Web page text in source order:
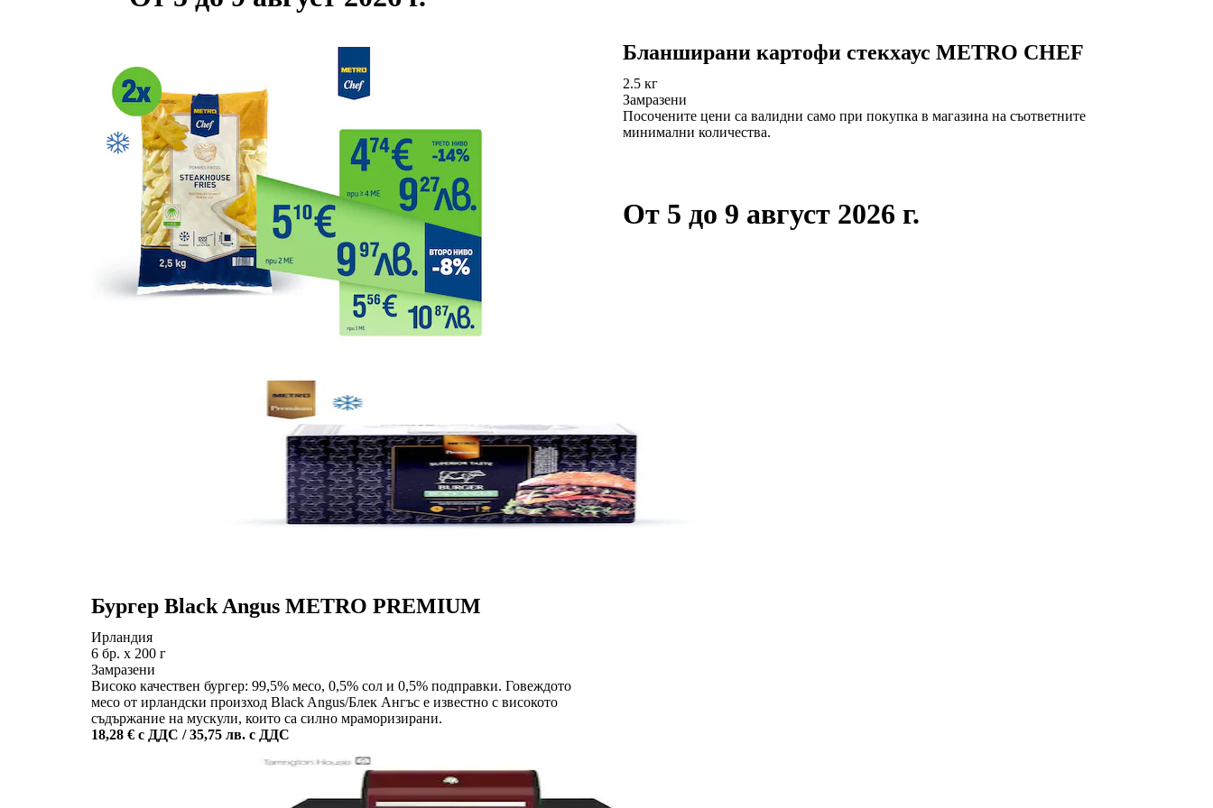
Бланширани картофи стекхаус METRO CHEF
2.5 кг
Замразени
Посочените цени са валидни само при покупка в магазина на съответните
минимални количества.
От 5 до 9 август 2026 г.
Бургер Black Angus METRO PREMIUM
Ирландия
6 бр. х 200 г
Замразени
Високо качествен бургер: 99,5% месо, 0,5% сол и 0,5% подправки. Говеждото
месо от ирландски произход Black Angus/Блек Ангъс e известно с високото
съдържание на мускули, които са силно мраморизирани.
18,28 € с ДДС / 35,75 лв. с ДДС